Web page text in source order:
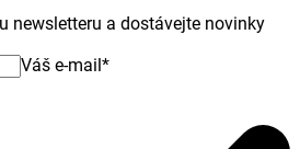
newsletteru a dostávejte novinky
Váš e-mail*